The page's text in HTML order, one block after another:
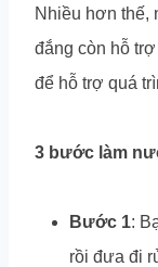
Nhiều hơn thế,
đắng còn hỗ
để hỗ trợ quá
3 bước làm
Bước 1:
rồi đưa đi